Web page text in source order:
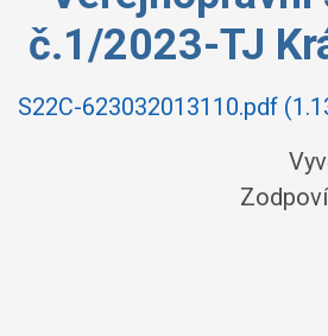
č.1/2023-TJ
S22C-623032013110.pdf